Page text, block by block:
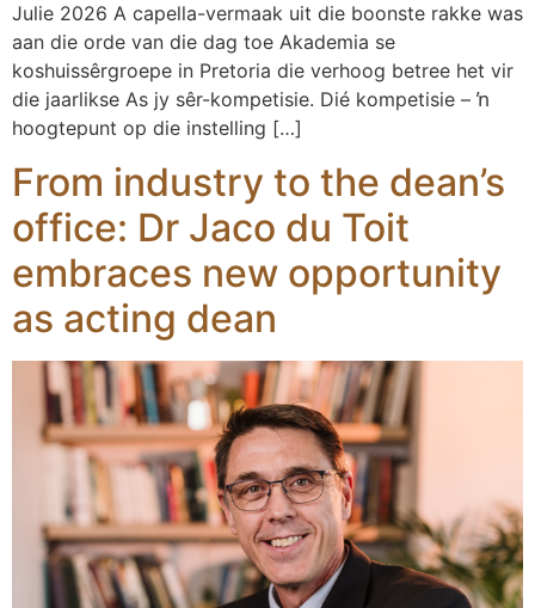
Julie 2026 A capella-vermaak uit die boonste rakke was
aan die orde van die dag toe Akademia se
koshuissêrgroepe in Pretoria die verhoog betree het vir
die jaarlikse As jy sêr-kompetisie. Dié kompetisie – ŉ
hoogtepunt op die instelling […]
From industry to the dean’s
office: Dr Jaco du Toit
embraces new opportunity
as acting dean